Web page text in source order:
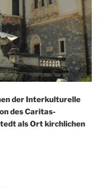
der Interkulturelle
des Caritas-
als Ort kirchlichen